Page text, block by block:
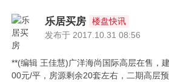
乐居买房
楼盘快讯
发布于 2017.10.31 08:56
**(编辑 王佳慧)广洋海尚国际高层在售，
00元/平，房源剩余20套左右，二期高层